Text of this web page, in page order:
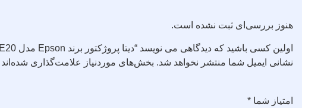
هنوز بررسی‌ای ثبت نشده است.
اولین کسی باشید که دیدگاهی می نویسد “دیتا پروژکتور برند Epson مدل E20”
نشانی ایمیل شما منتشر نخواهد شد. بخش‌های موردنیاز علامت‌گذاری شده‌اند
امتیاز شما *